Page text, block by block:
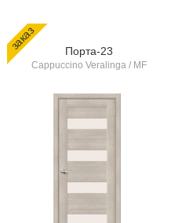
заказ Порта-23
Cappuccino Veralinga / MF